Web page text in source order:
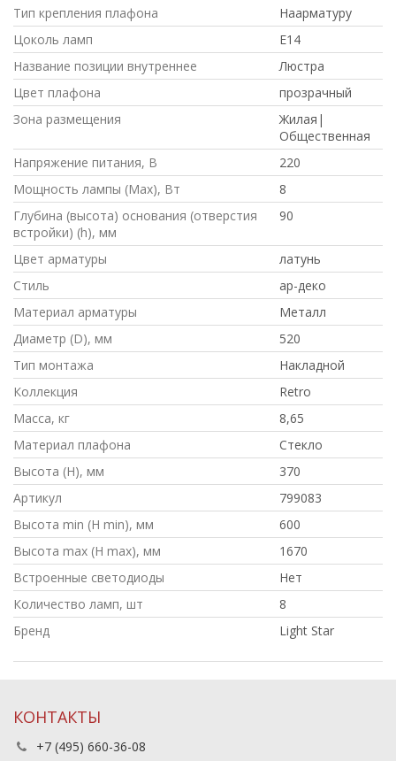
Тип крепления плафона
Наарматуру
Цоколь ламп
E14
Название позиции внутреннее
Люстра
Цвет плафона
прозрачный
Зона размещения
Жилая|
Общественная
Напряжение питания, В
220
Мощность лампы (Max), Вт
8
Глубина (высота) основания (отверстия
встройки) (h), мм
90
Цвет арматуры
латунь
Стиль
ар-деко
Материал арматуры
Металл
Диаметр (D), мм
520
Тип монтажа
Накладной
Коллекция
Retro
Масса, кг
8,65
Материал плафона
Стекло
Высота (H), мм
370
Артикул
799083
Высота min (H min), мм
600
Высота max (H max), мм
1670
Встроенные светодиоды
Нет
Количество ламп, шт
8
Бренд
Light Star
КОНТАКТЫ
+7 (495) 660-36-08